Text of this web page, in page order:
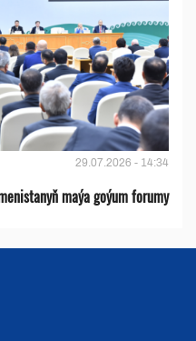
29.07.2026 - 14:34
maýa goýum forumy